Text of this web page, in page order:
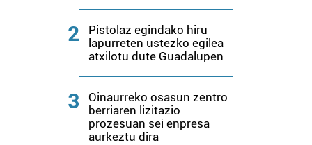
2
Pistolaz egindako hiru
lapurreten ustezko egilea
atxilotu dute Guadalupen
3
Oinaurreko osasun zentro
berriaren lizitazio
prozesuan sei enpresa
aurkeztu dira